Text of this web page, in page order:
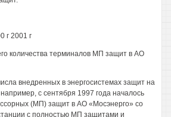
г 2001 г
количества терминалов МП защит в АО
внедренных в энергосистемах защит на
с сентября 1997 года началось
(МП) защит в АО «Мосэнерго» со
с полностью МП защитами и